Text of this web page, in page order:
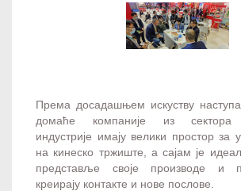
Према досадашњем искуству
домаће компаније из сектора
индустрије имају велики простор за
на кинеско тржиште, а сајам је
представље своје производе и
креирају контакте и нове послове.